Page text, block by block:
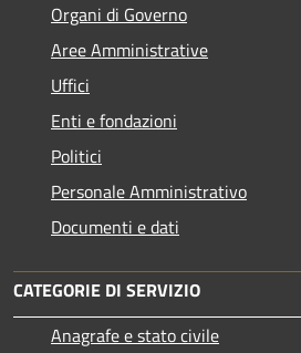
Organi di Governo
Aree Amministrative
Uffici
Enti e fondazioni
Politici
Personale Amministrativo
Documenti e dati
CATEGORIE DI SERVIZIO
Anagrafe e stato civile